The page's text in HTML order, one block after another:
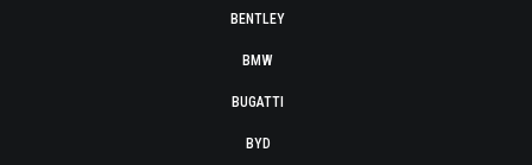
BENTLEY
BMW
BUGATTI
BYD